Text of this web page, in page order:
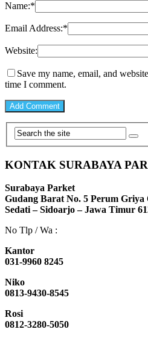
Name:*
Email Address:*
Website:
Save my name, email, and
time I comment.
KONTAK SURABAYA
Surabaya Parket
Gudang Barat No. 5 Perum Griya
Sedati – Sidoarjo – Jawa Timur
No Tlp / Wa :
Kantor
031-9960 8245
Niko
0813-9430-8545
Rosi
0812-3280-5050